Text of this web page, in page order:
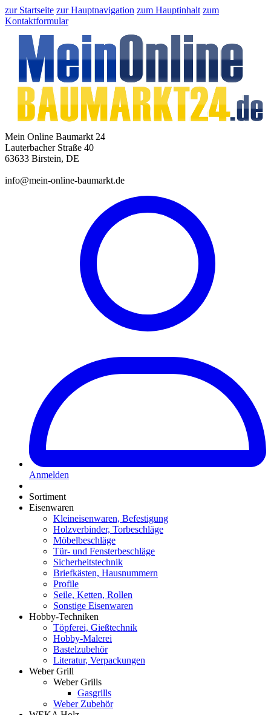
zur Startseite zur Hauptnavigation zum Hauptinhalt zum
Kontaktformular
Mein Online Baumarkt 24
Lauterbacher Straße 40
63633 Birstein, DE
info@mein-online-baumarkt.de
Anmelden
Sortiment
Eisenwaren
Kleineisenwaren, Befestigung
Holzverbinder, Torbeschläge
Möbelbeschläge
Tür- und Fensterbeschläge
Sicherheitstechnik
Briefkästen, Hausnummern
Profile
Seile, Ketten, Rollen
Sonstige Eisenwaren
Hobby-Techniken
Töpferei, Gießtechnik
Hobby-Malerei
Bastelzubehör
Literatur, Verpackungen
Weber Grill
Weber Grills
Gasgrills
Weber Zubehör